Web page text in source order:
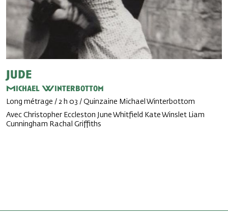
Jude
Michael Winterbottom
Long métrage / 2 h 03 / Quinzaine Michael Winterbottom
Avec Christopher Eccleston June Whitfield Kate Winslet Liam
Cunningham Rachal Griffiths